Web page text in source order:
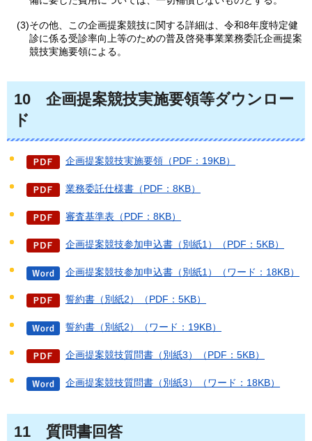
(3)その他、この企画提案競技に関する詳細は、令和8年度特定健
診に係る受診率向上等のための普及啓発事業業務委託企画提案
競技実施要領による。
10 企画提案競技実施要領等ダウンロー
ド
企画提案競技実施要領（PDF：19KB）
業務委託仕様書（PDF：8KB）
審査基準表（PDF：8KB）
企画提案競技参加申込書（別紙1）（PDF：5KB）
企画提案競技参加申込書（別紙1）（ワード：18KB）
誓約書（別紙2）（PDF：5KB）
誓約書（別紙2）（ワード：19KB）
企画提案競技質問書（別紙3）（PDF：5KB）
企画提案競技質問書（別紙3）（ワード：18KB）
11 質問書回答